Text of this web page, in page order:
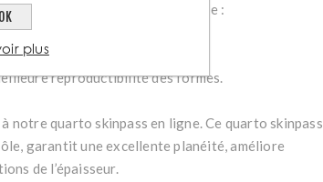
et le poinçonnage automatique :
excellent.
jusqu’à LaserpressPlus® 460
reproductibilité des formes.
notre quarto skinpass en ligne. Ce quarto skinpass
garantit une excellente planéité, améliore
de l’épaisseur.
OK
plus